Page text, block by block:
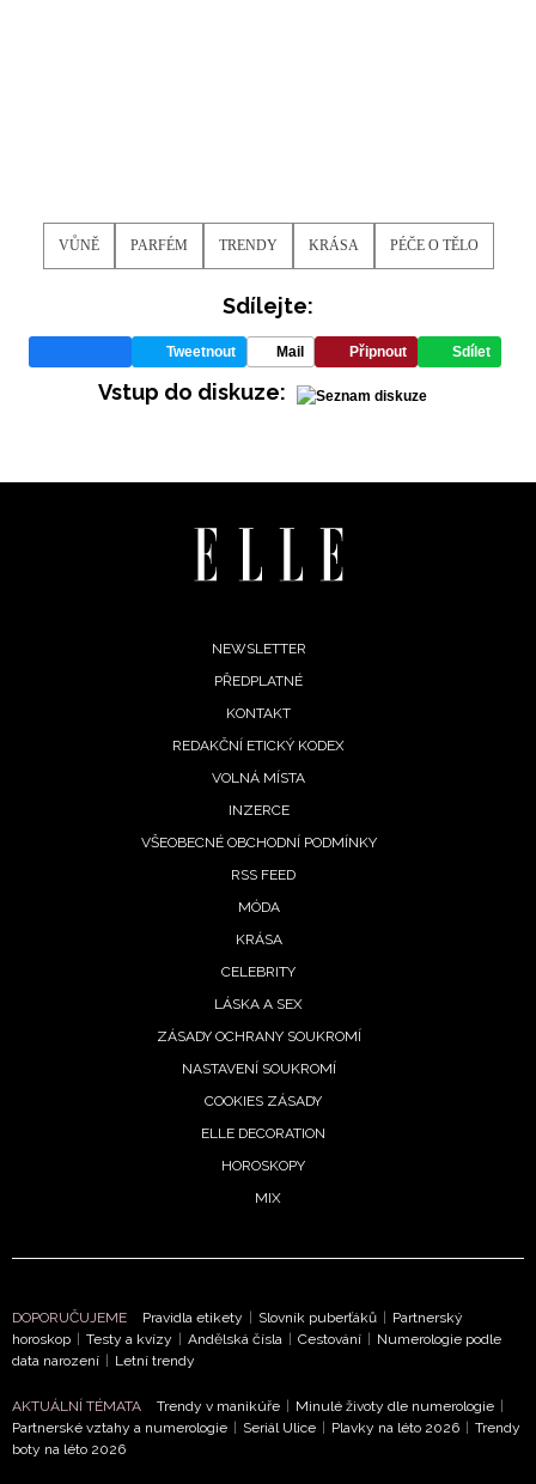
VŮNĚ PARFÉM TRENDY KRÁSA PÉČE O TĚLO
Sdílejte:
Tweetnout Mail Připnout Sdílet
Vstup do diskuze:
NEWSLETTER
PŘEDPLATNÉ
KONTAKT
REDAKČNÍ ETICKÝ KODEX
VOLNÁ MÍSTA
INZERCE
VŠEOBECNÉ OBCHODNÍ PODMÍNKY
RSS FEED
MÓDA
KRÁSA
CELEBRITY
LÁSKA A SEX
ZÁSADY OCHRANY SOUKROMÍ
NASTAVENÍ SOUKROMÍ
COOKIES ZÁSADY
ELLE DECORATION
HOROSKOPY
MIX
DOPORUČUJEME Pravidla etikety | Slovník puberťáků | Partnerský
horoskop | Testy a kvízy | Andělská čísla | Cestování | Numerologie podle
data narození | Letní trendy
AKTUÁLNÍ TÉMATA Trendy v manikúře | Minulé životy dle numerologie |
Partnerské vztahy a numerologie | Seriál Ulice | Plavky na léto 2026 | Trendy
boty na léto 2026